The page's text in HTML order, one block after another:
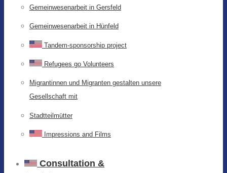
Gemeinwesenarbeit in Gersfeld
Gemeinwesenarbeit in Hünfeld
Tandem-sponsorship project
Refugees go Volunteers
Migrantinnen und Migranten gestalten unsere
Gesellschaft mit
Stadtteilmütter
Impressions and Films
Consultation &